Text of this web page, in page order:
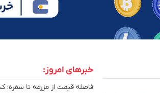
خبرهای امروز:
فاصله قیمت از مزرعه تا سفره؛